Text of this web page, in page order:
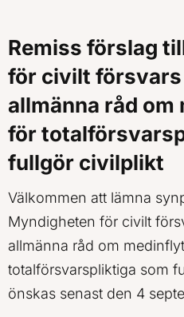
Remiss förslag
för civilt
allmänna råd
för
fullgör civilplikt
Välkommen att lämna
Myndigheten för civilt
allmänna råd om
totalförsvarspliktiga som
önskas senast den 4